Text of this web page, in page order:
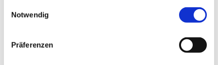
Notwendig
Präferenzen
übergemeindliche Wiedereintrittsstelle
im Kirchenkreis Gladbeck-Bottrop-
Dorsten, in der Sie, falls gewünscht,
ein vertrauliches Gespräch mit einer